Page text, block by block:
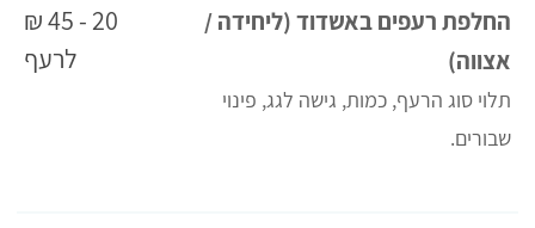
החלפת רעפים באשדוד (ליחידה /
אצווה)
תלוי סוג הרעף, כמות, גישה לגג, פינוי
שבורים.
20 - 45 ₪
לרעף